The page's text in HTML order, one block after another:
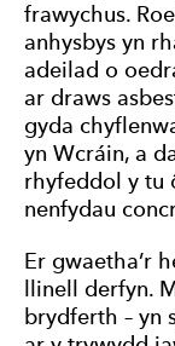
frawychus.
anhysbys yn
adeilad o
ar draws
gyda
yn Wcráin, a
rhyfeddol y tu
nenfydau
Er gwaetha’r
llinell derfyn.
brydferth – yn